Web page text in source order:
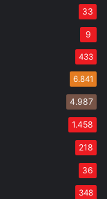
33
9
433
6.841
4.987
1.458
218
36
348